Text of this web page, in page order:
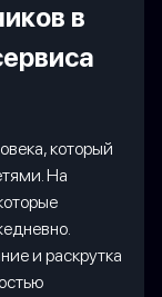
в
который
На
и раскрутка